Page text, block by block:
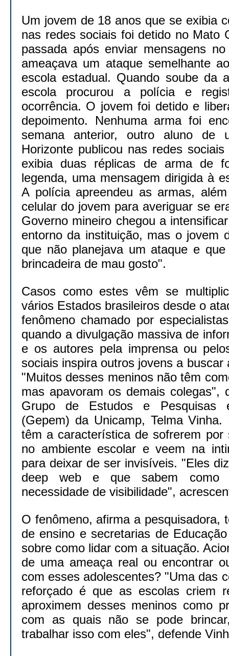
Um jovem de 18 anos que se exibia
nas redes sociais foi detido no Mato
passada após enviar mensagens
ameaçava um ataque semelhante
escola estadual. Quando soube da
escola procurou a polícia e
ocorrência. O jovem foi detido e
depoimento. Nenhuma arma foi
semana anterior, outro aluno de
Horizonte publicou nas redes
exibia duas réplicas de arma de
legenda, uma mensagem dirigida à
A polícia apreendeu as armas,
celular do jovem para averiguar se
Governo mineiro chegou a
entorno da instituição, mas o jovem
que não planejava um ataque e
brincadeira de mau gosto".
Casos como estes vêm se
vários Estados brasileiros desde o
fenômeno chamado por
quando a divulgação massiva de
e os autores pela imprensa ou
sociais inspira outros jovens a buscar
"Muitos desses meninos não têm
mas apavoram os demais colegas",
Grupo de Estudos e Pesquisas
(Gepem) da Unicamp, Telma
têm a característica de sofrerem por
no ambiente escolar e veem na
para deixar de ser invisíveis. "Eles
deep web e que sabem
necessidade de visibilidade",
O fenômeno, afirma a pesquisadora,
de ensino e secretarias de
sobre como lidar com a situação.
de uma ameaça real ou encontrar
com esses adolescentes? "Uma das
reforçado é que as escolas criem
aproximem desses meninos como
com as quais não se pode
trabalhar isso com eles", defende